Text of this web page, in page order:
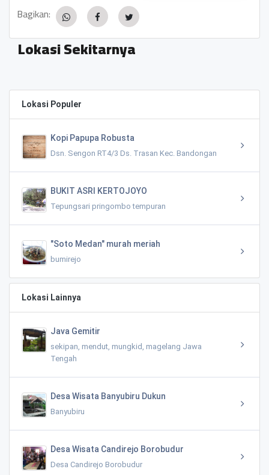
Bagikan:
Lokasi Sekitarnya
Lokasi Populer
Kopi Papupa Robusta
Dsn. Sengon RT4/3 Ds. Trasan Kec. Bandongan
BUKIT ASRI KERTOJOYO
Tepungsari pringombo tempuran
"Soto Medan" murah meriah
bumirejo
Lokasi Lainnya
Java Gemitir
sekipan, mendut, mungkid, magelang Jawa
Tengah
Desa Wisata Banyubiru Dukun
Banyubiru
Desa Wisata Candirejo Borobudur
Desa Candirejo Borobudur